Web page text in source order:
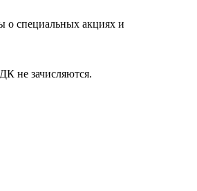
о специальных акциях и
не зачисляются.